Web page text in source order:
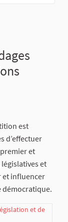
est
d’effectuer
et
et
et influencer
démocratique.
et de